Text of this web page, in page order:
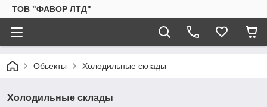
ТОВ "ФАВОР ЛТД"
Обьекты Холодильные склады
Холодильные склады